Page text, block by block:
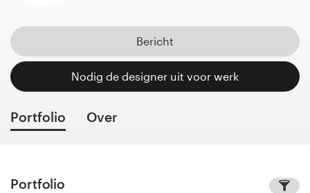
Bericht
Nodig de designer uit voor werk
Portfolio Over
Portfolio
Inspiratie
99designs Pro
Ontwerpdiensten